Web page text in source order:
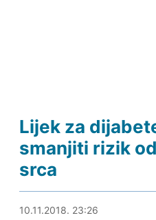
Lijek za
smanjiti rizik
srca
11.11.2018. 18:19
10.11.2018. 23:26